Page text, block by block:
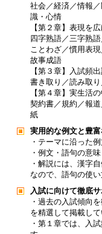
社会／経済／情報
識・心情
【第２章】表現を
四字熟語／三字熟
ことわざ／慣用表
故事成語
【第３章】入試頻
書き取り／読み取
【第４章】実生活
契約書／規約／報
紙
実用的な例文と豊
・テーマに沿った
・例文・語句の意
・解説には、漢字
なので、語句の使
入試に向けて徹底サ
・過去の入試傾向
を精選して掲載して
・第１章では、入